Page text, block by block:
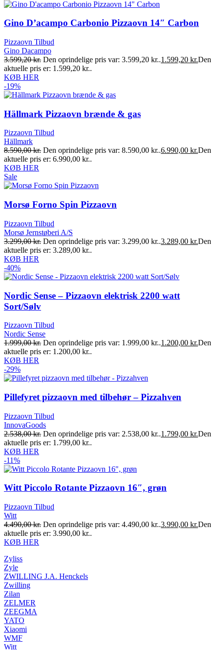
Gino D’acampo Carbonio Pizzaovn 14″ Carbon
Pizzaovn Tilbud
Gino Dacampo
3.599,20kr. Den oprindelige pris var: 3.599,20 kr..1.599,20 kr.Den
aktuelle pris er: 1.599,20 kr..
KØB HER
-19%
Hällmark Pizzaovn brænde & gas
Pizzaovn Tilbud
Hällmark
8.590,00kr. Den oprindelige pris var: 8.590,00 kr..6.990,00 kr.Den
aktuelle pris er: 6.990,00 kr..
KØB HER
Sale
Morsø Forno Spin Pizzaovn
Pizzaovn Tilbud
Morsø Jernstøberi A/S
3.299,00kr. Den oprindelige pris var: 3.299,00 kr..3.289,00 kr.Den
aktuelle pris er: 3.289,00 kr..
KØB HER
-40%
Nordic Sense – Pizzaovn elektrisk 2200 watt
Sort/Sølv
Pizzaovn Tilbud
Nordic Sense
1.999,00kr. Den oprindelige pris var: 1.999,00 kr..1.200,00 kr.Den
aktuelle pris er: 1.200,00 kr..
KØB HER
-29%
Pillefyret pizzaovn med tilbehør – Pizzahven
Pizzaovn Tilbud
InnovaGoods
2.538,00kr. Den oprindelige pris var: 2.538,00 kr..1.799,00 kr.Den
aktuelle pris er: 1.799,00 kr..
KØB HER
-11%
Witt Piccolo Rotante Pizzaovn 16″, grøn
Pizzaovn Tilbud
Witt
4.490,00kr. Den oprindelige pris var: 4.490,00 kr..3.990,00 kr.Den
aktuelle pris er: 3.990,00 kr..
KØB HER
Zyliss
Zyle
ZWILLING J.A. Henckels
Zwilling
Zilan
ZELMER
ZEEGMA
YATO
Xiaomi
WMF
Witt